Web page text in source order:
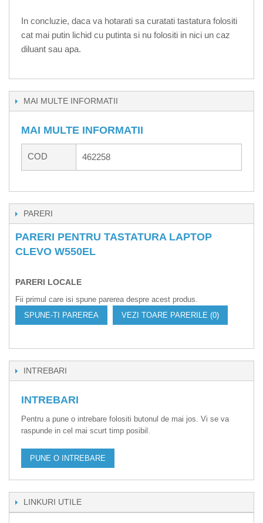
In concluzie, daca va hotarati sa curatati tastatura folositi
cat mai putin lichid cu putinta si nu folositi in nici un caz
diluant sau apa.
MAI MULTE INFORMATII
MAI MULTE INFORMATII
COD 462258
PARERI
PARERI PENTRU TASTATURA LAPTOP
CLEVO W550EL
PARERI LOCALE
Fii primul care isi spune parerea despre acest produs.
SPUNE-TI PAREREA
VEZI TOARE PARERILE (0)
INTREBARI
INTREBARI
Pentru a pune o intrebare folositi butonul de mai jos. Vi se va
raspunde in cel mai scurt timp posibil.
PUNE O INTREBARE
LINKURI UTILE